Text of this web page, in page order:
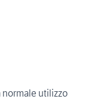
normale utilizzo